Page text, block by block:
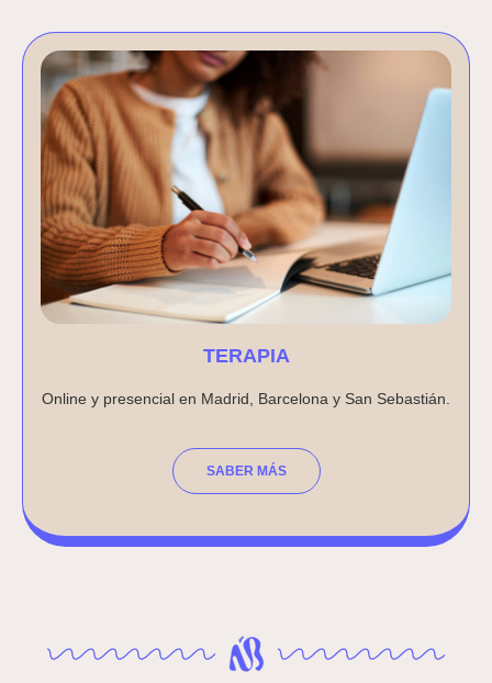
TERAPIA
Online y presencial en Madrid, Barcelona y San Sebastián.
SABER MÁS